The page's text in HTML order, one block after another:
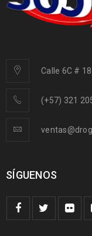
Calle 6C #
(+57) 321
SÍGUENOS